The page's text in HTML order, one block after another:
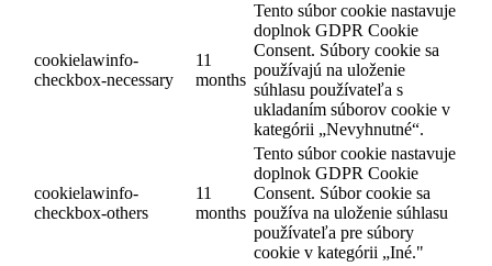
cookielawinfo-
checkbox-necessary
11
months
Tento súbor cookie nastavuje
doplnok GDPR Cookie
Consent. Súbory cookie sa
používajú na uloženie
súhlasu používateľa s
ukladaním súborov cookie v
kategórii „Nevyhnutné“.
cookielawinfo-
checkbox-others
11
months
Tento súbor cookie nastavuje
doplnok GDPR Cookie
Consent. Súbor cookie sa
používa na uloženie súhlasu
používateľa pre súbory
cookie v kategórii „Iné."